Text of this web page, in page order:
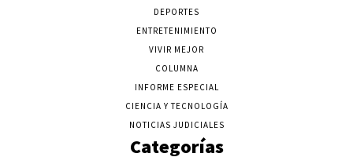
DEPORTES
ENTRETENIMIENTO
VIVIR MEJOR
COLUMNA
INFORME ESPECIAL
CIENCIA Y TECNOLOGÍA
NOTICIAS JUDICIALES
Categorías